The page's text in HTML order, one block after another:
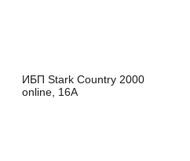
ИБП Stark Country 2000
online, 16А